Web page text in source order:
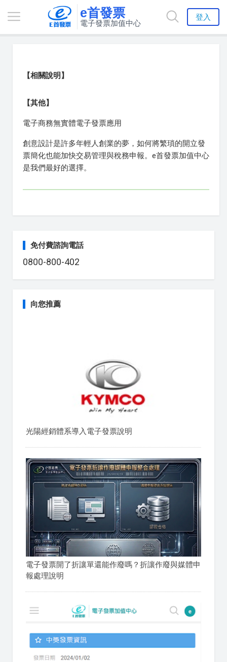
e首發票
電子發票加值中心
登入
【相關說明】
【其他】
電子商務無實體電子發票應用
創意設計是許多年輕人創業的夢，如何將繁瑣的開立發
票簡化也能加快交易管理與稅務申報。e首發票加值中心
是我們最好的選擇。
免付費諮詢電話
0800-800-402
向您推薦
光陽經銷體系導入電子發票說明
電子發票開了折讓單還能作廢嗎？折讓作廢與媒體申
報處理說明